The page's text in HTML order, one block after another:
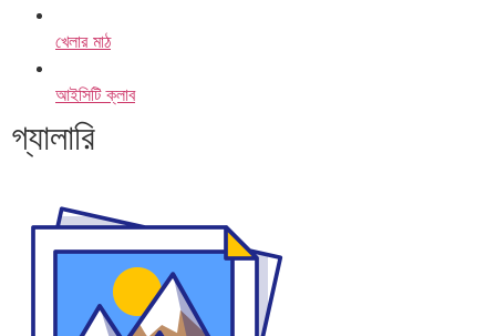
খেলার মাঠ
আইসিটি ক্লাব
গ্যালারি